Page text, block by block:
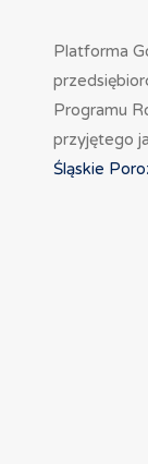
Platforma
Programu
przyjętego
Śląskie